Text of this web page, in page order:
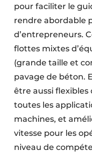
pour faciliter le
rendre abordable
d’entrepreneurs.
flottes mixtes
(grande taille et
pavage de béton.
être aussi flexibles
toutes les
machines, et
vitesse pour les
niveau de